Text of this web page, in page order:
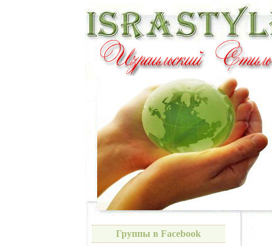
Группы в Facebook